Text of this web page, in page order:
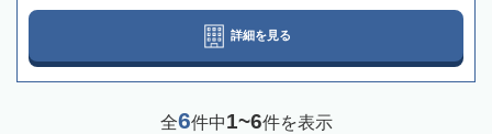
詳細を見る
全6件中1~6件を表示